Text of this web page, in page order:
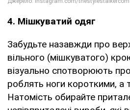
4. Мішкуватий одяг
Забудьте назавжди про
вільного (мішкуватого)
візуально спотворюють
роблять ноги короткими, а
Натомість обирайте